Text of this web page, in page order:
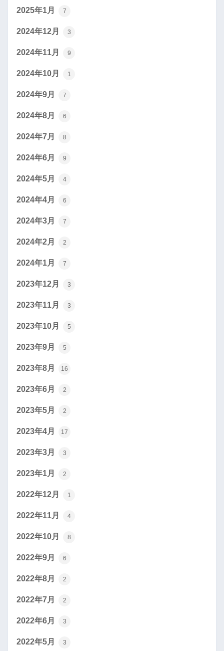
2025年1月 7
2024年12月 3
2024年11月 9
2024年10月 1
2024年9月 7
2024年8月 6
2024年7月 8
2024年6月 9
2024年5月 4
2024年4月 6
2024年3月 7
2024年2月 2
2024年1月 7
2023年12月 3
2023年11月 3
2023年10月 5
2023年9月 5
2023年8月 16
2023年6月 2
2023年5月 2
2023年4月 17
2023年3月 3
2023年1月 2
2022年12月 1
2022年11月 4
2022年10月 8
2022年9月 6
2022年8月 2
2022年7月 2
2022年6月 3
2022年5月 3